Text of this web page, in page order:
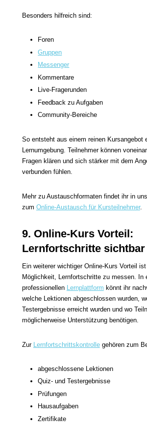
Besonders hilfreich sind:
Foren
Gruppen
Messenger
Kommentare
Live-Fragerunden
Feedback zu Aufgaben
Community-Bereiche
So entsteht aus einem reinen Kursangebot
Lernumgebung. Teilnehmer können
Fragen klären und sich stärker mit dem
verbunden fühlen.
Mehr zu Austauschformaten findet ihr in
zum Online-Austausch für Kursteilnehmer.
9. Online-Kurs Vorteil:
Lernfortschritte sichtbar
Ein weiterer wichtiger Online-Kurs Vorteil
Möglichkeit, Lernfortschritte zu messen. In
professionellen
Lernplattform könnt ihr
welche Lektionen abgeschlossen wurden,
Testergebnisse erreicht wurden und wo
möglicherweise Unterstützung benötigen.
Zur Lernfortschrittskontrollegehören zum
abgeschlossene Lektionen
Quiz- und Testergebnisse
Prüfungen
Hausaufgaben
Zertifikate